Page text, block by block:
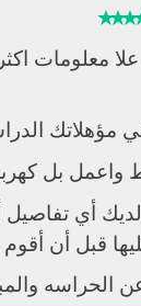
معلومات
مؤهلاتك
واعمل بل
أي تفاصيل
قبل أن أقوم
الحراسه